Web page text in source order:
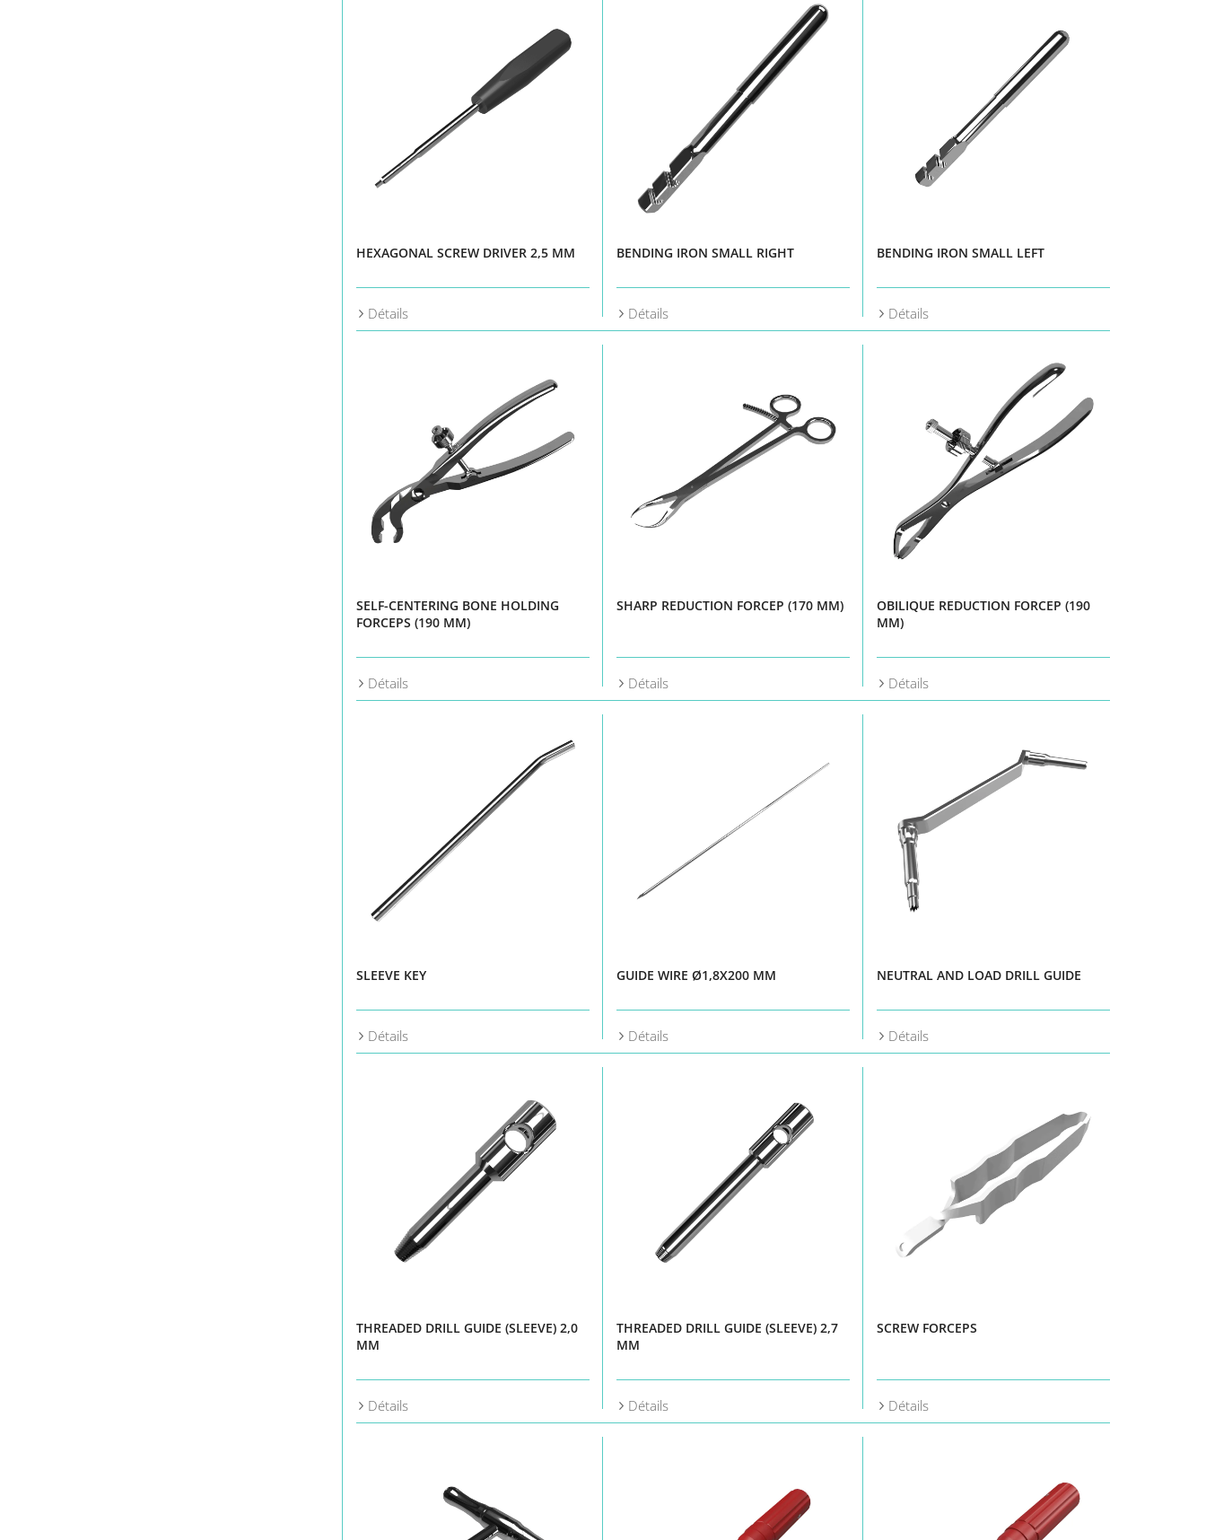
HEXAGONAL SCREW DRIVER 2,5 MM
Détails
BENDING IRON SMALL RIGHT
Détails
BENDING IRON SMALL LEFT
Détails
SELF-CENTERING BONE HOLDING
FORCEPS (190 MM)
Détails
SHARP REDUCTION FORCEP (170 MM)
Détails
OBILIQUE REDUCTION FORCEP (190
MM)
Détails
SLEEVE KEY
Détails
GUIDE WIRE Ø1,8X200 MM
Détails
NEUTRAL AND LOAD DRILL GUIDE
Détails
THREADED DRILL GUIDE (SLEEVE) 2,0
MM
Détails
THREADED DRILL GUIDE (SLEEVE) 2,7
MM
Détails
SCREW FORCEPS
Détails